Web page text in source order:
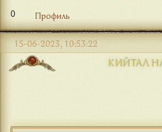
0 Профиль
КИЙТАЛ
15-06-2023, 10:53:22